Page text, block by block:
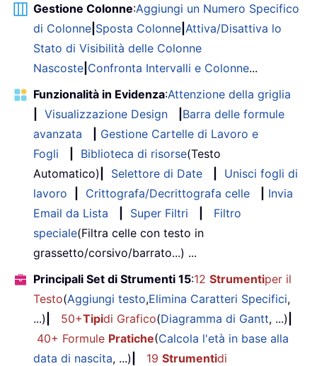
Gestione Colonne:Aggiungi un Numero Specifico
di Colonne Sposta Colonne Attiva/Disattiva lo
Stato di Visibilità delle Colonne
Nascoste Confronta Intervalli e Colonne...
Funzionalità in Evidenza:Attenzione della griglia
Visualizzazione Design
Barra delle formule
avanzata
Gestione Cartelle di Lavoro e
Fogli
Biblioteca di risorse(Testo
Automatico)
Selettore di Date
Unisci fogli di
lavoro
Crittografa/Decrittografa celle
Invia
Email da Lista
Super Filtri
Filtro
speciale(Filtra celle con testo in
grassetto/corsivo/barrato...) ...
Principali Set di Strumenti 15:12 Strumentiper il
Testo(Aggiungi testo,Elimina Caratteri Specifici,
...)
50+Tipidi Grafico(Diagramma di Gantt, ...)
40+ Formule Pratiche(Calcola l'età in base alla
data di nascita, ...) 19 Strumentidi